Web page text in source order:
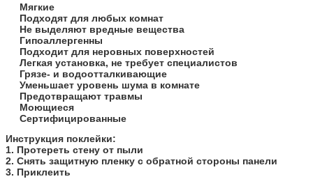
Мягкие
Подходят для любых комнат
Не выделяют вредные вещества
Гипоаллергенны
Подходит для неровных поверхностей
Легкая установка, не требует специалистов
Грязе- и водоотталкивающие
Уменьшает уровень шума в комнате
Предотвращают травмы
Моющиеся
Сертифицированные
​Инструкция поклейки:
1. Протереть стену от пыли
2. Снять защитную пленку с обратной стороны панели
3. Приклеить